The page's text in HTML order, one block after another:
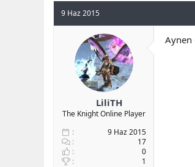
9 Haz 2015
LiliTH
The Knight Online Player
9 Haz 2015
17
0
1
Aynen